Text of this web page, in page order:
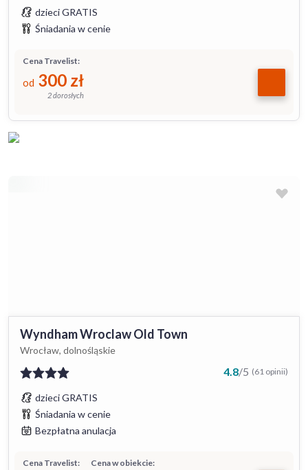
dzieci GRATIS
Śniadania w cenie
Cena Travelist:
od 300 zł
2 dorosłych
Wyndham Wroclaw Old Town
Wrocław, dolnośląskie
4.8/5 (61 opinii)
dzieci GRATIS
Śniadania w cenie
Bezpłatna anulacja
Cena w obiekcie:
Cena Travelist: